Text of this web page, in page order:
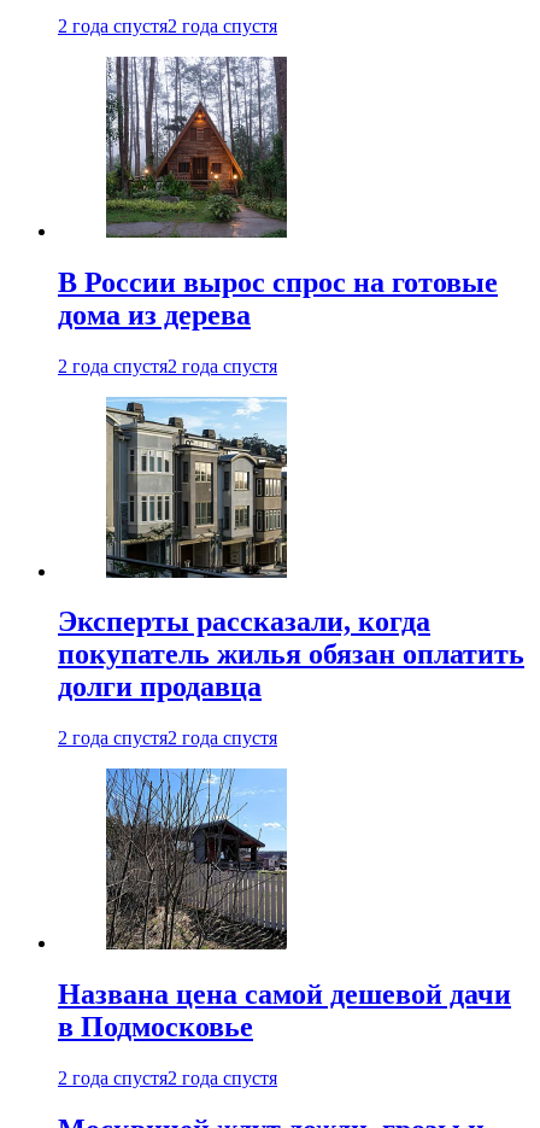
2 года спустя2 года спустя
В России вырос спрос на готовые
дома из дерева
2 года спустя2 года спустя
Эксперты рассказали, когда
покупатель жилья обязан оплатить
долги продавца
2 года спустя2 года спустя
Названа цена самой дешевой дачи
в Подмосковье
2 года спустя2 года спустя